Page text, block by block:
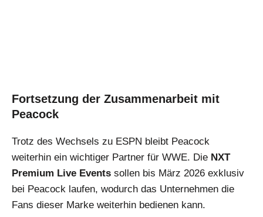
Fortsetzung der Zusammenarbeit mit
Peacock
Trotz des Wechsels zu ESPN bleibt Peacock
weiterhin ein wichtiger Partner für WWE. Die NXT
Premium Live Events sollen bis März 2026 exklusiv
bei Peacock laufen, wodurch das Unternehmen die
Fans dieser Marke weiterhin bedienen kann.